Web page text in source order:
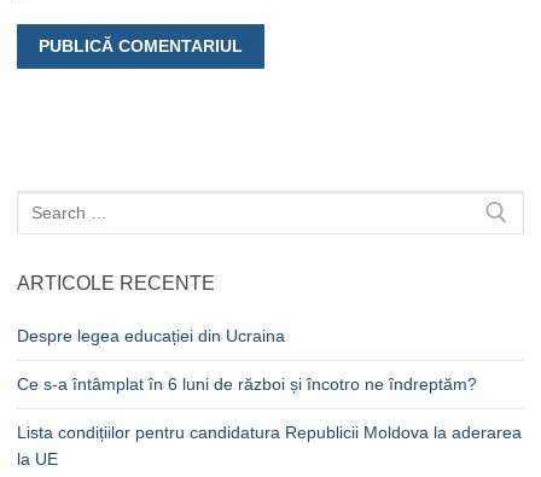
Caută
după:
ARTICOLE RECENTE
Despre legea educației din Ucraina
Ce s-a întâmplat în 6 luni de război și încotro ne îndreptăm?
Lista condițiilor pentru candidatura Republicii Moldova la aderarea
la UE